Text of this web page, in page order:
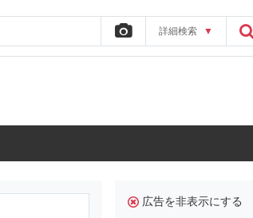
詳細検索 ▼
広告を非表示にする